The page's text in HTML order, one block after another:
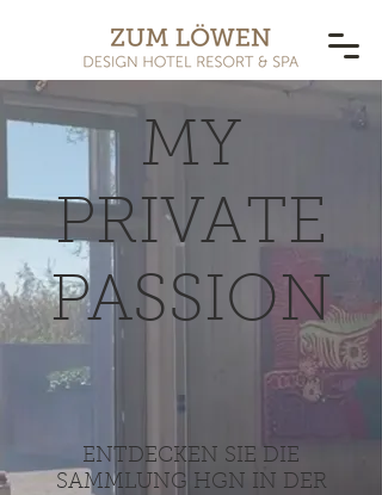
MY
PRIVATE
PASSION
ENTDECKEN SIE DIE
SAMMLUNG HGN IN DER